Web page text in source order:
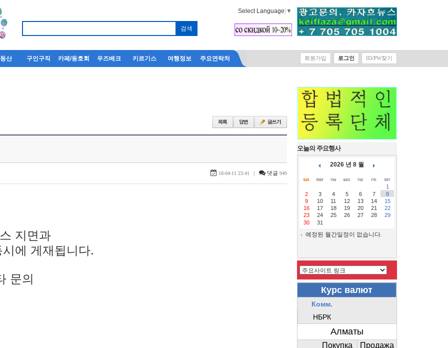
Select Language ▼
산 구인구직 카페/동호회 우즈베크 키르기스 여행정보 주요연락처 회원가입 로그인 ID/PW찾기
18-04-11 23:41 | 댓글 949
지면과
에 게재됩니다.
문의
오늘의 주요행사
2026 년 8 월
1
2
3 4 5 6 7
8
9
10 11 12 13 14
15
16
17 18 19 20 21
22
23
24 25 26 27 28
29
30
31
예정된 월간일정이 없습니다.